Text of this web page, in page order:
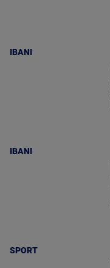
IBANI
IBANI
SPORT